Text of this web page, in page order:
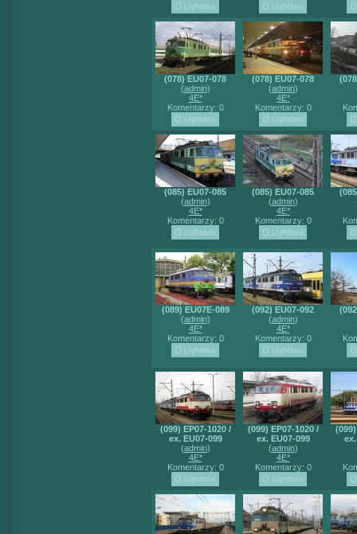
(078) EU07-078
(admin)
4E*
Komentarzy: 0
(078) EU07-078
(admin)
4E*
Komentarzy: 0
(085) EU07-085
(admin)
4E*
Komentarzy: 0
(085) EU07-085
(admin)
4E*
Komentarzy: 0
(089) EU07E-089
(admin)
4E*
Komentarzy: 0
(092) EU07-092
(admin)
4E*
Komentarzy: 0
(099) EP07-1020 /
ex. EU07-099
(admin)
4E*
Komentarzy: 0
(099) EP07-1020 /
ex. EU07-099
(admin)
4E*
Komentarzy: 0